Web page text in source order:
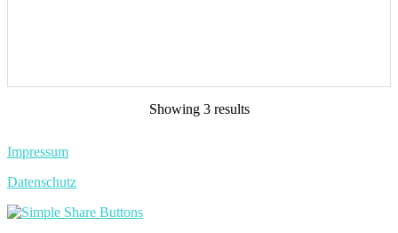
Showing 3 results
Impressum
Datenschutz